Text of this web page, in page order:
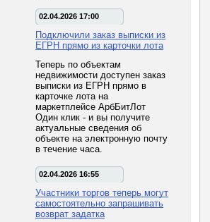
02.04.2026 17:00
Подключили заказ выписки из
ЕГРН прямо из карточки лота
Теперь по объектам
недвижимости доступен заказ
выписки из ЕГРН прямо в
карточке лота на
маркетплейсе АрбБитЛот
Один клик - и вы получите
актуальные сведения об
объекте на электронную почту
в течение часа.
02.04.2026 16:55
Участники торгов теперь могут
самостоятельно запрашивать
возврат задатка